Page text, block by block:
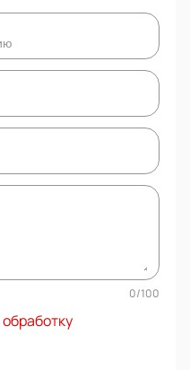
0/100
обработку